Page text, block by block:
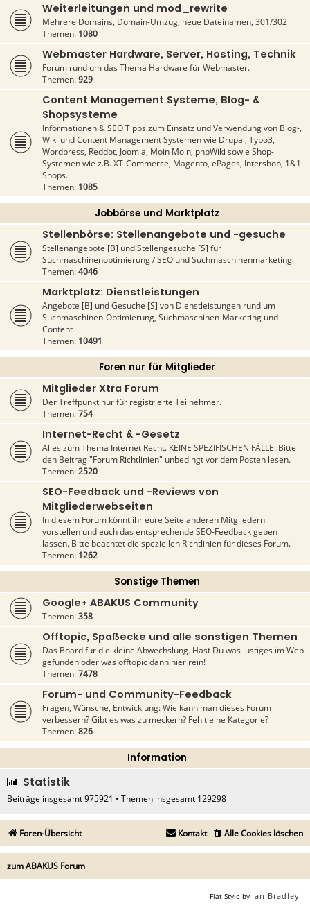
Weiterleitungen und mod_rewrite
Mehrere Domains, Domain-Umzug, neue Dateinamen, 301/302
Themen: 1080
Webmaster Hardware, Server, Hosting, Technik
Forum rund um das Thema Hardware für Webmaster.
Themen:929
Content Management Systeme, Blog- &
Shopsysteme
Informationen & SEO Tipps zum Einsatz und Verwendung von Blog-,
Wiki und Content Management Systemen wie Drupal, Typo3,
Wordpress, Reddot, Joomla, Moin Moin, phpWiki sowie Shop-
Systemen wie z.B. XT-Commerce, Magento, ePages, Intershop, 1&1
Shops.
Themen: 1085
Jobbörse und Marktplatz
Stellenbörse: Stellenangebote und -gesuche
Stellenangebote [B] und Stellengesuche [S] für
Suchmaschinenoptimierung / SEO und Suchmaschinenmarketing
Themen:4046
Marktplatz: Dienstleistungen
Angebote [B] und Gesuche [S] von Dienstleistungen rund um
Suchmaschinen-Optimierung, Suchmaschinen-Marketing und
Content
Themen: 10491
Foren nur für Mitglieder
Mitglieder Xtra Forum
Der Treffpunkt nur für registrierte Teilnehmer.
Themen:754
Internet-Recht & -Gesetz
Alles zum Thema Internet Recht. KEINE SPEZIFISCHEN FÄLLE. Bitte
den Beitrag "Forum Richtlinien" unbedingt vor dem Posten lesen.
Themen:2520
SEO-Feedback und -Reviews von
Mitgliederwebseiten
In diesem Forum könnt ihr eure Seite anderen Mitgliedern
vorstellen und euch das entsprechende SEO-Feedback geben
lassen. Bitte beachtet die speziellen Richtlinien für dieses Forum.
Themen: 1262
Sonstige Themen
Google+ ABAKUS Community
Themen:358
Offtopic, Spaßecke und alle sonstigen Themen
Das Board für die kleine Abwechslung. Hast Du was lustiges im Web
gefunden oder was offtopic dann hier rein!
Themen:7478
Forum- und Community-Feedback
Fragen, Wünsche, Entwicklung: Wie kann man dieses Forum
verbessern? Gibt es was zu meckern? Fehlt eine Kategorie?
Themen:826
Information
Statistik
Beiträge insgesamt975921 • Themen insgesamt 129298
Foren-Übersicht Alle Cookies löschen
Kontakt
zum ABAKUS Forum
Flat Style by Ian Bradley